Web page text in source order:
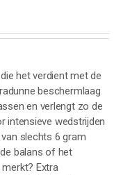
het verdient met de
beschermlaag
en verlengt zo de
intensieve wedstrijden
slechts 6 gram
balans of het
Extra